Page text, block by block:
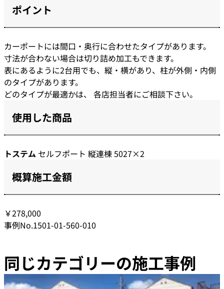
ポイント
カーポートには間口・奥行に合わせたタイプがあります。
寸法が合わない場合は切り詰め加工もできます。
表にあるように2台用でも、縦・横があり、柱が外側・内側
のタイプがあります。
どのタイプが最適かは、 各店担当者にご相談下さい。
使用した商品
トステム セルフポート 縦連棟 5027×2
概算施工金額
￥278,000
事例No.1501-01-560-010
同じカテゴリーの施工事例